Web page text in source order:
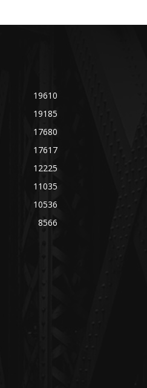
19610
19185
17680
17617
12225
11035
10536
8566